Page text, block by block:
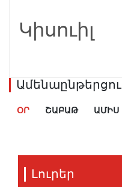
Կիսուիլ
ՕՐ ՇԱԲԱԹ ԱՄԻՍ
Լուրեր